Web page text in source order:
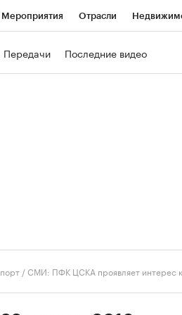
Мероприятия Отрасли
Передачи Последние видео
/СМИ: ПФК ЦСКА проявляет интерес